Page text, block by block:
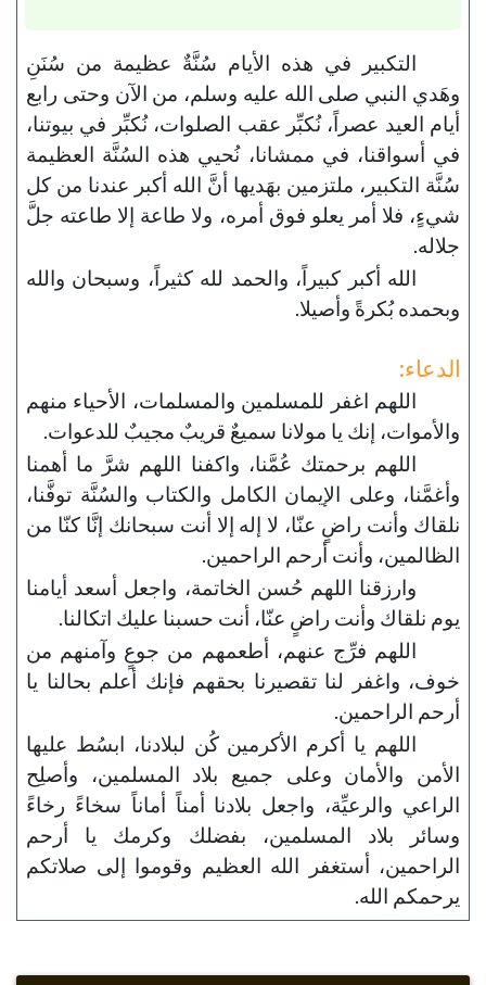
التكبير في هذه الأيام سُنَّةٌ عظيمة من سُنَنِ
وهَدي النبي صلى الله عليه وسلم، من الآن وحتى رابع
أيام العيد عصراً، نُكبِّر عقب الصلوات، نُكبِّر في بيوتنا،
في أسواقنا، في ممشانا، نُحيي هذه السُنَّة العظيمة
سُنَّة التكبير، ملتزمين بهَديها أنَّ الله أكبر عندنا من كل
شيءٍ، فلا أمر يعلو فوق أمره، ولا طاعة إلا طاعته جلَّ
جلاله.
الله أكبر كبيراً، والحمد لله كثيراً، وسبحان والله
وبحمده بُكرةً وأصيلا.
الدعاء:
اللهم اغفر للمسلمين والمسلمات، الأحياء منهم
والأموات، إنك يا مولانا سميعٌ قريبٌ مجيبٌ للدعوات.
اللهم برحمتك عُمَّنا، واكفنا اللهم شرَّ ما أهمنا
وأغمَّنا، وعلى الإيمان الكامل والكتاب والسُنَّة توفَّنا،
نلقاك وأنت راضٍ عنّا، لا إله إلا أنت سبحانك إنَّا كنّا من
الظالمين، وأنت أرحم الراحمين.
وارزقنا اللهم حُسن الخاتمة، واجعل أسعد أيامنا
يوم نلقاك وأنت راضٍ عنّا، أنت حسبنا عليك اتكالنا.
اللهم فرِّج عنهم، أطعمهم من جوعٍ وآمنهم من
خوف، واغفر لنا تقصيرنا بحقهم فإنك أعلم بحالنا يا
أرحم الراحمين.
اللهم يا أكرم الأكرمين كُن لبلادنا، ابسُط عليها
الأمن والأمان وعلى جميع بلاد المسلمين، وأصلِح
الراعي والرعيِّة، واجعل بلادنا أمناً أماناً سخاءً رخاءً
وسائر بلاد المسلمين، بفضلك وكرمك يا أرحم
الراحمين، أستغفر الله العظيم وقوموا إلى صلاتكم
يرحمكم الله.